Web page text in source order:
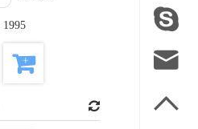



1995